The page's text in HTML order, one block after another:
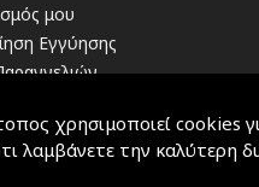
χρησιμοποιεί cookies
λαμβάνετε την καλύτερη
μου
Εγγύησης
συνεργατών μας